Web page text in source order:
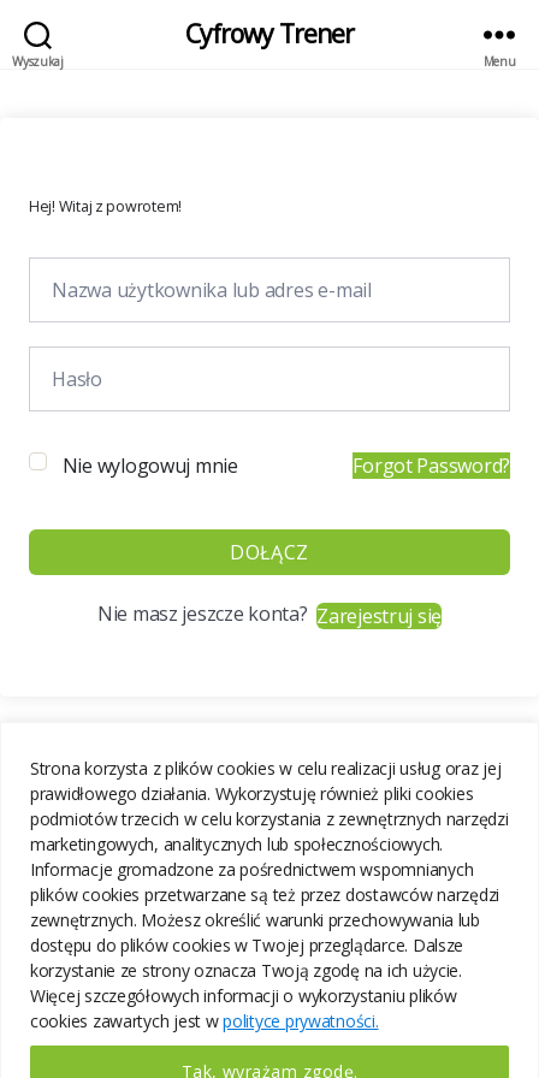
Strona korzysta z plików cookies w celu realizacji usług oraz jej
prawidłowego działania. Wykorzystuję również pliki cookies
podmiotów trzecich w celu korzystania z zewnętrznych narzędzi
marketingowych, analitycznych lub społecznościowych.
Informacje gromadzone za pośrednictwem wspomnianych
plików cookies przetwarzane są też przez dostawców narzędzi
zewnętrznych. Możesz określić warunki przechowywania lub
dostępu do plików cookies w Twojej przeglądarce. Dalsze
korzystanie ze strony oznacza Twoją zgodę na ich użycie.
Więcej szczegółowych informacji o wykorzystaniu plików
cookies zawartych jest wpolityce prywatności.
Tak, wyrażam zgodę.
Wyszukaj
Cyfrowy Trener
Menu
Hej! Witaj z powrotem!
Nie wylogowuj mnie Forgot Password?
DOŁĄCZ
Nie masz jeszcze konta?Zarejestruj się